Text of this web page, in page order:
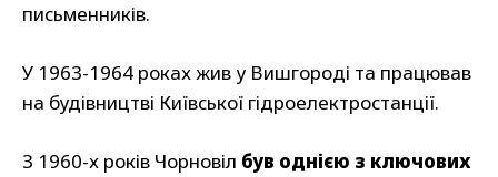
письменників.
У 1963-1964 роках жив у Вишгороді та працював
на будівництві Київської гідроелектростанції.
З 1960-х років Чорновіл був однією з ключових